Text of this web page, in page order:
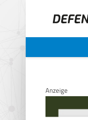
Anzeige